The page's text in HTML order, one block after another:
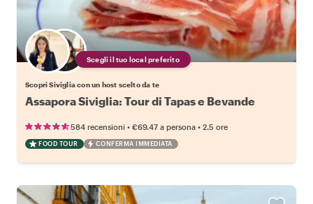
Scegli il tuo local preferito
Scopri Siviglia con un host scelto da te
Assapora Siviglia: Tour di Tapas e Bevande
584 recensioni • €69.47 a persona • 2.5 ore
FOOD TOUR CONFERMA IMMEDIATA